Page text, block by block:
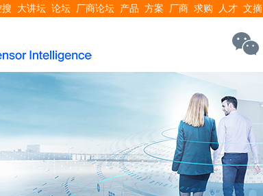
大讲坛 论坛 厂商论坛 产品 方案 厂商 求购 人才 文摘